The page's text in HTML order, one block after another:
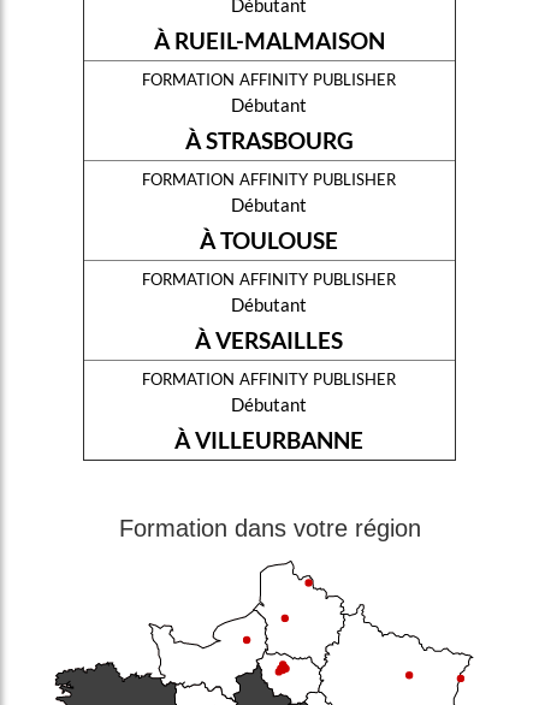
Débutant
À RUEIL-MALMAISON
formation affinity publisher
Débutant
À STRASBOURG
formation affinity publisher
Débutant
À TOULOUSE
formation affinity publisher
Débutant
À VERSAILLES
formation affinity publisher
Débutant
À VILLEURBANNE
Formation dans votre région